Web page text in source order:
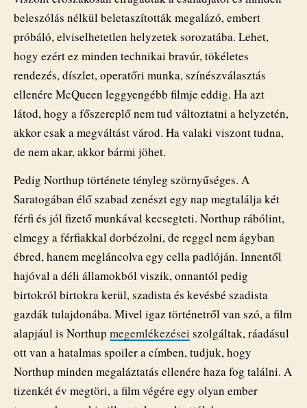
beleszólás nélkül beletaszították megalázó, embert
próbáló, elviselhetetlen helyzetek sorozatába. Lehet,
hogy ezért ez minden technikai bravúr, tökéletes
rendezés, díszlet, operatőri munka, színészválasztás
ellenére McQueen leggyengébb filmje eddig. Ha azt
látod, hogy a főszereplő nem tud változtatni a helyzetén,
akkor csak a megváltást várod. Ha valaki viszont tudna,
de nem akar, akkor bármi jöhet.
Pedig Northup története tényleg szörnyűséges. A
Saratogában élő szabad zenészt egy nap megtalálja két
férfi és jól fizető munkával kecsegteti. Northup rábólint,
elmegy a férfiakkal dorbézolni, de reggel nem ágyban
ébred, hanem megláncolva egy cella padlóján. Innentől
hajóval a déli államokból viszik, onnantól pedig
birtokról birtokra kerül, szadista és kevésbé szadista
gazdák tulajdonába. Mivel igaz történetről van szó, a film
alapjául is Northup megemlékezései szolgáltak, ráadásul
ott van a hatalmas spoiler a címben, tudjuk, hogy
Northup minden megaláztatás ellenére haza fog találni. A
tizenkét év megtöri, a film végére egy olyan ember